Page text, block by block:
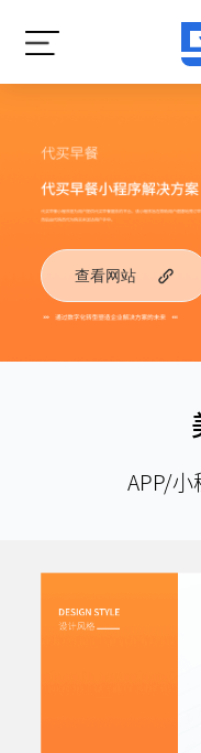
查看网站
APP/小